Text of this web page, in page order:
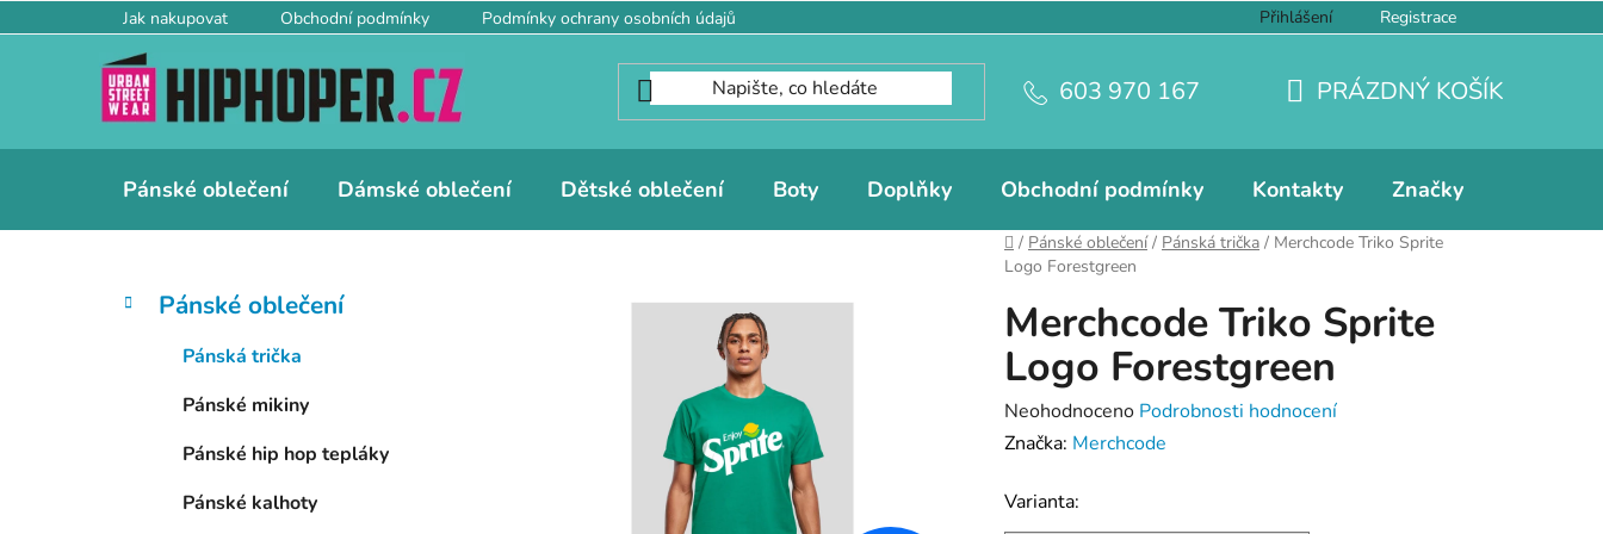
na
Jak nakupovat Obchodní podmínky Podmínky ochrany osobních údajů Přihlášení Registrace
603 970 167
KOŠÍK
PRÁZDNÝ KOŠÍK
Pánské oblečení Dámské oblečení Dětské oblečení Boty Doplňky Obchodní podmínky Kontakty Značky
Domů
/ Pánské oblečení / Pánská trička / Merchcode Triko Sprite
Logo Forestgreen
PPřeskočit
kategorie
K
a
Pánské oblečení
Pánská trička
Pánské mikiny
Pánské hip hop tepláky
Pánské kalhoty
Merchcode Triko Sprite
Logo Forestgreen
Průměrné
hodnocení
je
Neohodnoceno Podrobnosti hodnocení
Značka: Merchcode
Varianta: